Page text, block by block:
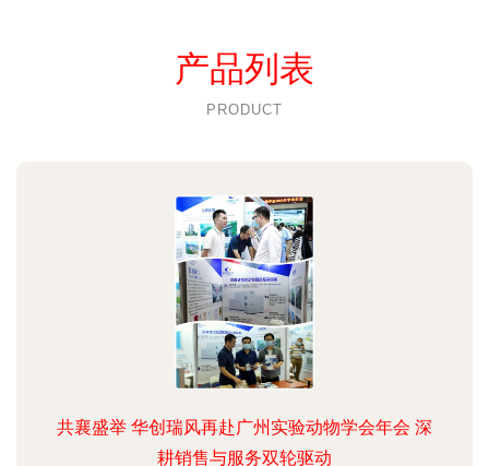
产品列表
PRODUCT
共襄盛举 华创瑞风再赴广州实验动物学会年会 深
耕销售与服务双轮驱动